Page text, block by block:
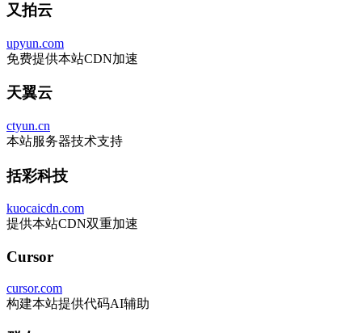
又拍云
upyun.com
免费提供本站CDN加速
天翼云
ctyun.cn
本站服务器技术支持
括彩科技
kuocaicdn.com
提供本站CDN双重加速
Cursor
cursor.com
构建本站提供代码AI辅助